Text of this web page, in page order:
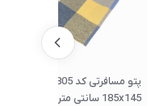
185x145 سانتی متر